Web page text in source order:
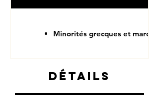
Minorités grecques et
Détails